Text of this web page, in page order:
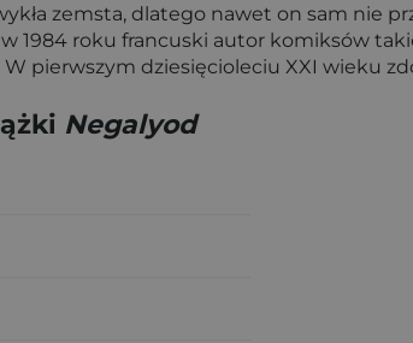
zemsta, dlatego nawet on sam nie
1984 roku francuski autor komiksów
pierwszym dziesięcioleciu XXI wieku
Negalyod